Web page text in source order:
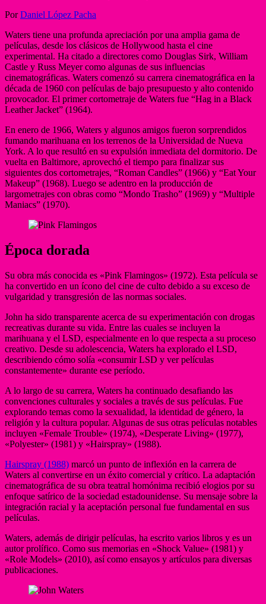
PorDaniel López Pacha
Waters tiene una profunda apreciación por una amplia gama de
películas, desde los clásicos de Hollywood hasta el cine
experimental. Ha citado a directores como Douglas Sirk, William
Castle y Russ Meyer como algunas de sus influencias
cinematográficas. Waters comenzó su carrera cinematográfica en la
década de 1960 con películas de bajo presupuesto y alto contenido
provocador. El primer cortometraje de Waters fue “Hag in a Black
Leather Jacket” (1964).
En enero de 1966, Waters y algunos amigos fueron sorprendidos
fumando marihuana en los terrenos de la Universidad de Nueva
York. A lo que resultó en su expulsión inmediata del dormitorio. De
vuelta en Baltimore, aprovechó el tiempo para finalizar sus
siguientes dos cortometrajes, “Roman Candles” (1966) y “Eat Your
Makeup” (1968). Luego se adentro en la producción de
largometrajes con obras como “Mondo Trasho” (1969) y “Multiple
Maniacs” (1970).
Época dorada
Su obra más conocida es «Pink Flamingos» (1972). Esta película se
ha convertido en un ícono del cine de culto debido a su exceso de
vulgaridad y transgresión de las normas sociales.
John ha sido transparente acerca de su experimentación con drogas
recreativas durante su vida. Entre las cuales se incluyen la
marihuana y el LSD, especialmente en lo que respecta a su proceso
creativo. Desde su adolescencia, Waters ha explorado el LSD,
describiendo cómo solía «consumir LSD y ver películas
constantemente» durante ese período.
A lo largo de su carrera, Waters ha continuado desafiando las
convenciones culturales y sociales a través de sus películas. Fue
explorando temas como la sexualidad, la identidad de género, la
religión y la cultura popular. Algunas de sus otras películas notables
incluyen «Female Trouble» (1974), «Desperate Living» (1977),
«Polyester» (1981) y «Hairspray» (1988).
Hairspray (1988) marcó un punto de inflexión en la carrera de
Waters al convertirse en un éxito comercial y crítico. La adaptación
cinematográfica de su obra teatral homónima recibió elogios por su
enfoque satírico de la sociedad estadounidense. Su mensaje sobre la
integración racial y la aceptación personal fue fundamental en sus
películas.
Waters, además de dirigir películas, ha escrito varios libros y es un
autor prolífico. Como sus memorias en «Shock Value» (1981) y
«Role Models» (2010), así como ensayos y artículos para diversas
publicaciones.